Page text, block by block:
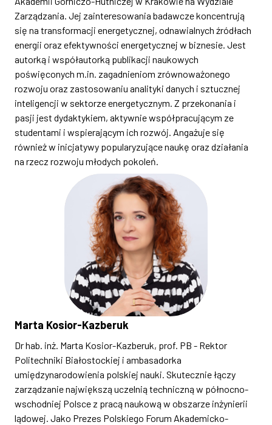
Zarządzania. Jej zainteresowania badawcze koncentrują
się na transformacji energetycznej, odnawialnych źródłach
energii oraz efektywności energetycznej w biznesie. Jest
autorką i współautorką publikacji naukowych
poświęconych m.in. zagadnieniom zrównoważonego
rozwoju oraz zastosowaniu analityki danych i sztucznej
inteligencji w sektorze energetycznym. Z przekonania i
pasji jest dydaktykiem, aktywnie współpracującym ze
studentami i wspierającym ich rozwój. Angażuje się
również w inicjatywy popularyzujące naukę oraz działania
na rzecz rozwoju młodych pokoleń.
Marta Kosior-Kazberuk
Dr hab. inż. Marta Kosior-Kazberuk, prof. PB - Rektor
Politechniki Białostockiej i ambasadorka
umiędzynarodowienia polskiej nauki. Skutecznie łączy
zarządzanie największą uczelnią techniczną w północno-
wschodniej Polsce z pracą naukową w obszarze inżynierii
lądowej. Jako Prezes Polskiego Forum Akademicko-